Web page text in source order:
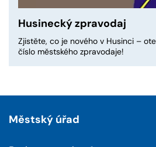
Husinecký zpravodaj
Zjistěte, co je nového v Husinci –
číslo městského zpravodaje!
Městský úřad